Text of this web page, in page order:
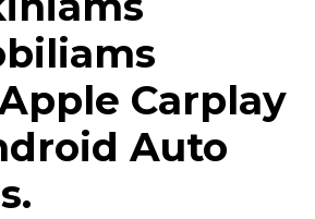
Carplay
Auto